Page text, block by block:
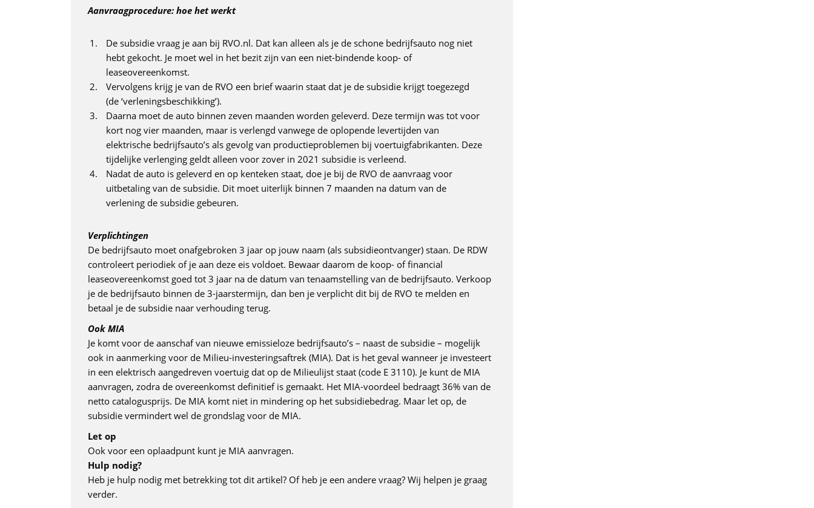
Aanvraagprocedure: hoe het werkt
De subsidie vraag je aan bij RVO.nl. Dat kan alleen als je de schone bedrijfsauto nog niet
hebt gekocht. Je moet wel in het bezit zijn van een niet-bindende koop- of
leaseovereenkomst.
Vervolgens krijg je van de RVO een brief waarin staat dat je de subsidie krijgt toegezegd
(de ‘verleningsbeschikking’).
Daarna moet de auto binnen zeven maanden worden geleverd. Deze termijn was tot voor
kort nog vier maanden, maar is verlengd vanwege de oplopende levertijden van
elektrische bedrijfsauto’s als gevolg van productieproblemen bij voertuigfabrikanten. Deze
tijdelijke verlenging geldt alleen voor zover in 2021 subsidie is verleend.
Nadat de auto is geleverd en op kenteken staat, doe je bij de RVO de aanvraag voor
uitbetaling van de subsidie. Dit moet uiterlijk binnen 7 maanden na datum van de
verlening de subsidie gebeuren.
Verplichtingen
De bedrijfsauto moet onafgebroken 3 jaar op jouw naam (als subsidieontvanger) staan. De RDW
controleert periodiek of je aan deze eis voldoet. Bewaar daarom de koop- of financial
leaseovereenkomst goed tot 3 jaar na de datum van tenaamstelling van de bedrijfsauto. Verkoop
je de bedrijfsauto binnen de 3-jaarstermijn, dan ben je verplicht dit bij de RVO te melden en
betaal je de subsidie naar verhouding terug.
Ook MIA
Je komt voor de aanschaf van nieuwe emissieloze bedrijfsauto’s – naast de subsidie – mogelijk
ook in aanmerking voor de Milieu-investeringsaftrek (MIA). Dat is het geval wanneer je investeert
in een elektrisch aangedreven voertuig dat op de Milieulijst staat (code E 3110). Je kunt de MIA
aanvragen, zodra de overeenkomst definitief is gemaakt. Het MIA-voordeel bedraagt 36% van de
netto catalogusprijs. De MIA komt niet in mindering op het subsidiebedrag. Maar let op, de
subsidie vermindert wel de grondslag voor de MIA.
Let op
Ook voor een oplaadpunt kunt je MIA aanvragen.
Hulp nodig?
Heb je hulp nodig met betrekking tot dit artikel? Of heb je een andere vraag? Wij helpen je graag
verder.